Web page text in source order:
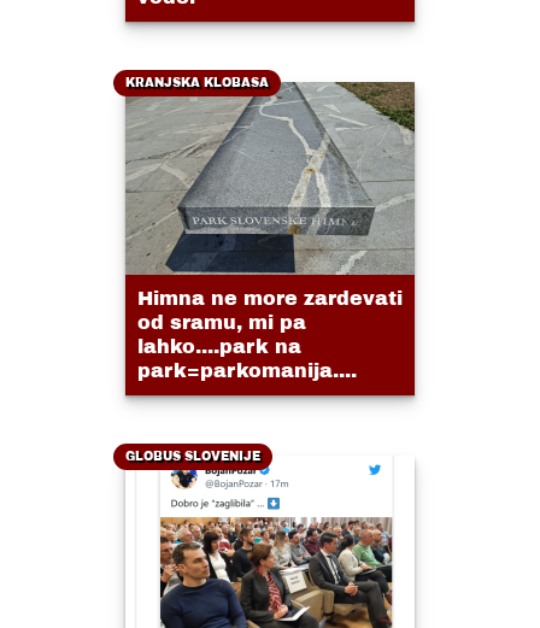
KRANJSKA KLOBASA
Himna ne more zardevati
od sramu, mi pa
lahko....park na
park=parkomanija....
GLOBUS SLOVENIJE